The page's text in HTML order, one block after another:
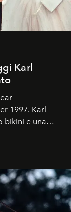
Karl
1997. Karl
bikini e una
dopo,
abbiamo.